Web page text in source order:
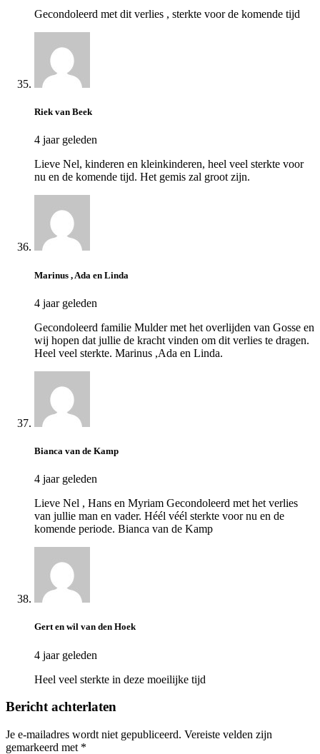
Gecondoleerd met dit verlies , sterkte voor de komende tijd
Riek van Beek
4 jaar geleden
Lieve Nel, kinderen en kleinkinderen, heel veel sterkte voor
nu en de komende tijd. Het gemis zal groot zijn.
Marinus , Ada en Linda
4 jaar geleden
Gecondoleerd familie Mulder met het overlijden van Gosse en
wij hopen dat jullie de kracht vinden om dit verlies te dragen.
Heel veel sterkte. Marinus ,Ada en Linda.
Bianca van de Kamp
4 jaar geleden
Lieve Nel , Hans en Myriam Gecondoleerd met het verlies
van jullie man en vader. Héél véél sterkte voor nu en de
komende periode. Bianca van de Kamp
Gert en wil van den Hoek
4 jaar geleden
Heel veel sterkte in deze moeilijke tijd
Bericht achterlaten
Je e-mailadres wordt niet gepubliceerd. Vereiste velden zijn
gemarkeerd met *